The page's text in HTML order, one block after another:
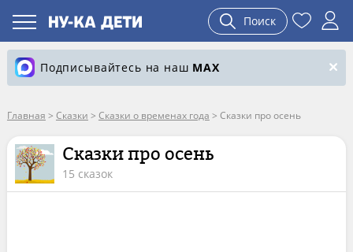
Поиск
Подписывайтесь на наш MAX
Главная > Сказки > Сказки о временах года > Сказки про осень
Сказки про осень
15 сказок